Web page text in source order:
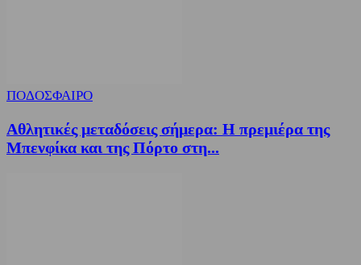
ΠΟΔΟΣΦΑΙΡΟ
Αθλητικές μεταδόσεις σήμερα: Η πρεμιέρα της
Μπενφίκα και της Πόρτο στη...